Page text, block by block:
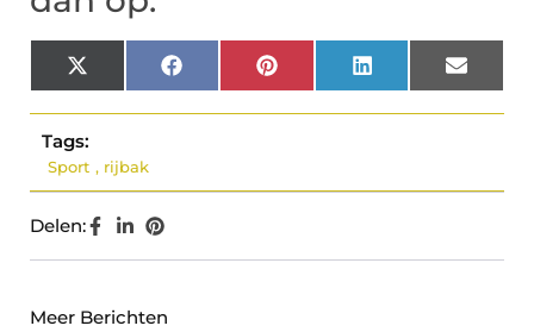
X
(Twitter)
Facebook Pinterest LinkedIn Email
Tags:
Sport , rijbak
Delen:
Meer Berichten